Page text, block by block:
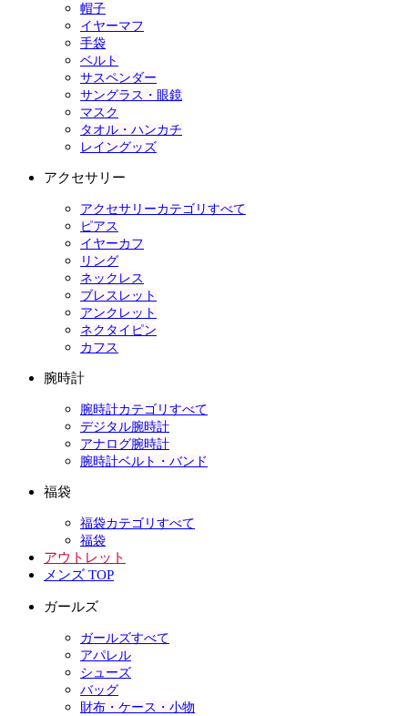
帽子
イヤーマフ
手袋
ベルト
サスペンダー
サングラス・眼鏡
マスク
タオル・ハンカチ
レイングッズ
アクセサリー
アクセサリーカテゴリすべて
ピアス
イヤーカフ
リング
ネックレス
ブレスレット
アンクレット
ネクタイピン
カフス
腕時計
腕時計カテゴリすべて
デジタル腕時計
アナログ腕時計
腕時計ベルト・バンド
福袋
福袋カテゴリすべて
福袋
アウトレット
メンズ TOP
ガールズ
ガールズすべて
アパレル
シューズ
バッグ
財布・ケース・小物